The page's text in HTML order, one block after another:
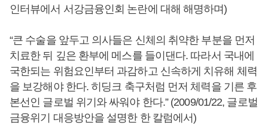
인터뷰에서 서강금융인회 논란에 대해 해명하며)
“큰 수술을 앞두고 의사들은 신체의 취약한 부분을 먼저
치료한 뒤 깊은 환부에 메스를 들이댄다. 따라서 국내에
국한되는 위험요인부터 과감하고 신속하게 치유해 체력
을 보강해야 한다. 히딩크 축구처럼 먼저 체력을 기른 후
본선인 글로벌 위기와 싸워야 한다.” (2009/01/22, 글로벌
금융위기 대응방안을 설명한 한 칼럼에서)